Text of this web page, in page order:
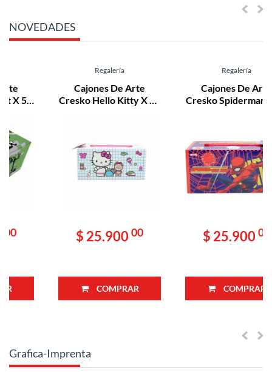
NOVEDADES
Cajones De Arte
Cresko Hello Kitty X 54
$ 25.90000
COMPRAR
Cajones De Arte
Cresko Spiderman X 54
$ 25.90000
COMPRAR
Grafica-Imprenta